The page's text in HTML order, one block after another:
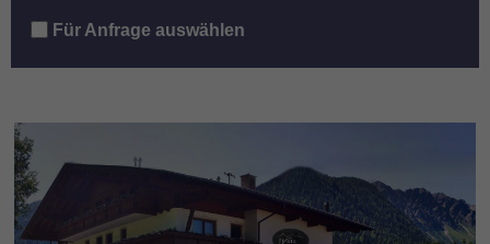
Für Anfrage auswählen